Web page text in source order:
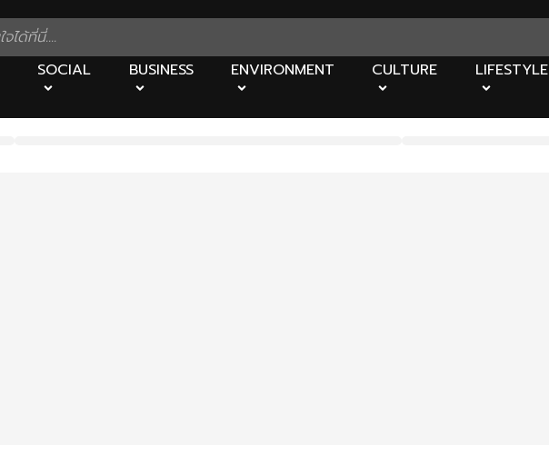
SOCIAL BUSINESS ENVIRONMENT CULTURE LIFESTYLE